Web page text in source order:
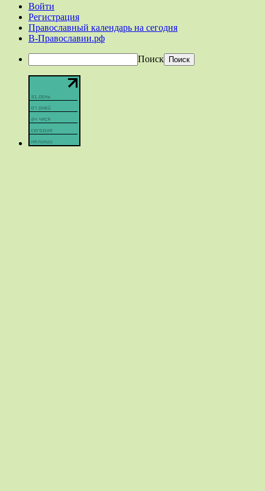
Войти
Регистрация
Православный календарь на сегодня
В-Православии.рф
Поиск